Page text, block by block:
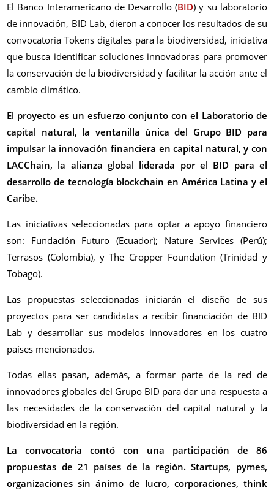
El Banco Interamericano de Desarrollo (BID) y su laboratorio
de innovación, BID Lab, dieron a conocer los resultados de su
convocatoria Tokens digitales para la biodiversidad, iniciativa
que busca identificar soluciones innovadoras para promover
la conservación de la biodiversidad y facilitar la acción ante el
cambio climático.
El proyecto es un esfuerzo conjunto con el Laboratorio de
capital natural, la ventanilla única del Grupo BID para
impulsar la innovación financiera en capital natural, y con
LACChain, la alianza global liderada por el BID para el
desarrollo de tecnología blockchain en América Latina y el
Caribe.
Las iniciativas seleccionadas para optar a apoyo financiero
son: Fundación Futuro (Ecuador); Nature Services (Perú);
Terrasos (Colombia), y The Cropper Foundation (Trinidad y
Tobago).
Las propuestas seleccionadas iniciarán el diseño de sus
proyectos para ser candidatas a recibir financiación de BID
Lab y desarrollar sus modelos innovadores en los cuatro
países mencionados.
Todas ellas pasan, además, a formar parte de la red de
innovadores globales del Grupo BID para dar una respuesta a
las necesidades de la conservación del capital natural y la
biodiversidad en la región.
La convocatoria contó con una participación de 86
propuestas de 21 países de la región. Startups, pymes,
organizaciones sin ánimo de lucro, corporaciones, think